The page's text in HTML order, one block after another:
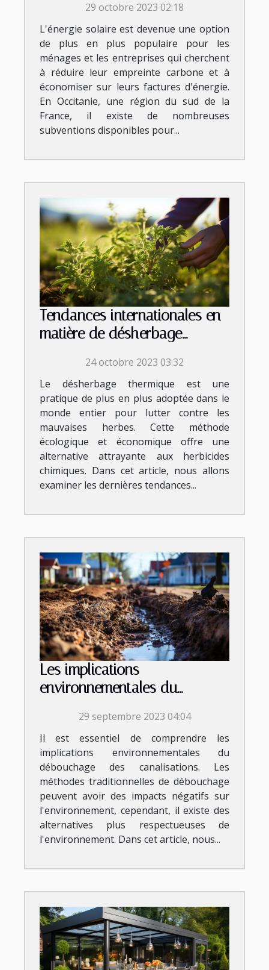
Occitanie29 octobre 2023 02:18
L'énergie solaire est devenue une option
de plus en plus populaire pour les
ménages et les entreprises qui cherchent
à réduire leur empreinte carbone et à
économiser sur leurs factures d'énergie.
En Occitanie, une région du sud de la
France, il existe de nombreuses
subventions disponibles pour...
Tendances internationales en
matière de désherbage
24 octobre 2023 03:32
Le désherbage thermique est une
pratique de plus en plus adoptée dans le
monde entier pour lutter contre les
mauvaises herbes. Cette méthode
écologique et économique offre une
alternative attrayante aux herbicides
chimiques. Dans cet article, nous allons
examiner les dernières tendances...
Les implications
environnementales du
canalisations
29 septembre 2023 04:04
Il est essentiel de comprendre les
implications environnementales du
débouchage des canalisations. Les
méthodes traditionnelles de débouchage
peuvent avoir des impacts négatifs sur
l'environnement, cependant, il existe des
alternatives plus respectueuses de
l'environnement. Dans cet article, nous...